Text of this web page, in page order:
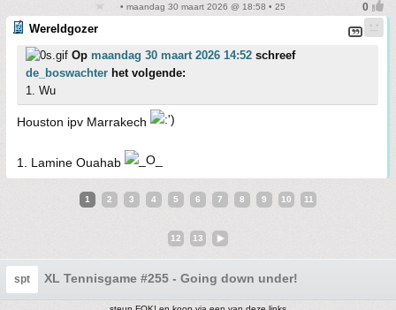
• maandag 30 maart 2026 @ 18:58 • 25
Wereldgozer
Op maandag 30 maart 2026 14:52 schreef
de_boswachter het volgende:
1. Wu
Houston ipv Marrakech
1. Lamine Ouahab
1 2 3 4 5 6 7 8 9 10 11
12 13
spt XL Tennisgame #255 - Going down under!